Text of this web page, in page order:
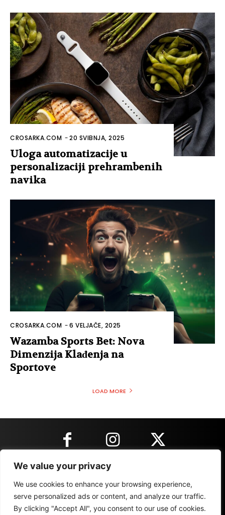
We value your privacy
We use cookies to enhance your browsing experience,
serve personalized ads or content, and analyze our traffic.
By clicking "Accept All", you consent to our use of cookies.
CROSARKA.COM -20 SVIBNJA, 2025
Uloga automatizacije u
personalizaciji prehrambenih
navika
CROSARKA.COM -6 VELJAČE, 2025
Wazamba Sports Bet: Nova
Dimenzija Klađenja na
Sportove
LOAD MORE
KONTAKT INFORMACIJE
IMPRESSUM MARKETING REZULTATI